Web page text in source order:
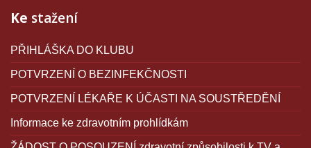
Ke stažení
PŘIHLÁŠKA DO KLUBU
POTVRZENÍ O BEZINFEKČNOSTI
POTVRZENÍ LÉKAŘE K ÚČASTI NA SOUSTŘEDĚNÍ
Informace ke zdravotním prohlídkám